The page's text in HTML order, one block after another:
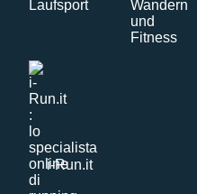
i-Run.it